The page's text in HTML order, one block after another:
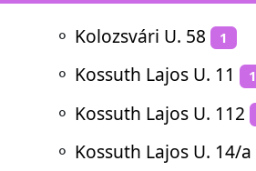
⚬ Kolozsvári U. 58 1
⚬ Kossuth Lajos U. 11 1
⚬ Kossuth Lajos U. 112
⚬ Kossuth Lajos U. 14/a